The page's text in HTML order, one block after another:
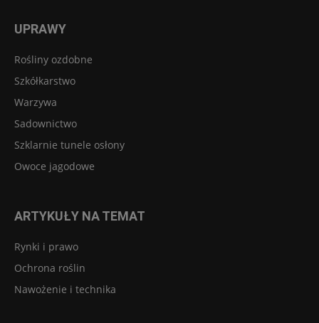
UPRAWY
Rośliny ozdobne
Szkółkarstwo
Warzywa
Sadownictwo
Szklarnie tunele osłony
Owoce jagodowe
ARTYKUŁY NA TEMAT
Rynki i prawo
Ochrona roślin
Nawożenie i technika